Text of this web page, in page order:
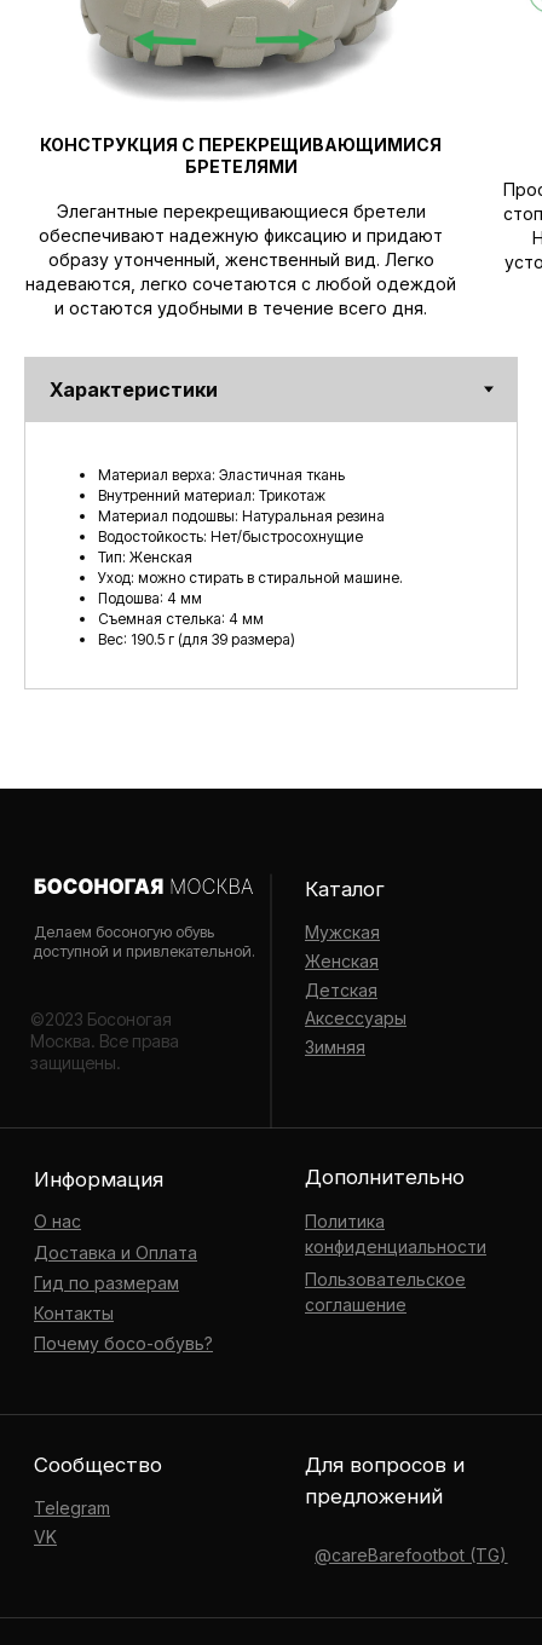
КОНСТРУКЦИЯ С ПЕРЕКРЕЩИВАЮЩИМИСЯ
БРЕТЕЛЯМИ
Элегантные перекрещивающиеся бретели
обеспечивают надежную фиксацию и придают
образу утонченный, женственный вид. Легко
надеваются, легко сочетаются с любой одеждой
и остаются удобными в течение всего дня.
Материал верха: Эластичная ткань
Внутренний материал: Трикотаж
Материал подошвы: Натуральная резина
Водостойкость: Нет/быстросохнущие
Тип: Женская
Уход: можно стирать в стиральной машине.
Подошва: 4 мм
Съемная стелька: 4 мм
Вес: 190.5 г (для 39 размера)
Telegram
Сообщество Для вопросов и
Дополнительно
Пользовательское
соглашение
Наверх
Гид по размерам